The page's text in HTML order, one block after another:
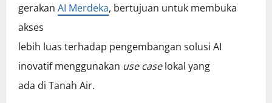
gerakan AI Merdeka, bertujuan untuk membuka
akses
lebih luas terhadap pengembangan solusi AI
inovatif menggunakan use caselokal yang
ada di Tanah Air.